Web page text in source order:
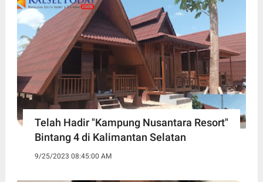
Telah Hadir "Kampung Nusantara Resort"
Bintang 4 di Kalimantan Selatan
9/25/2023 08:45:00 AM